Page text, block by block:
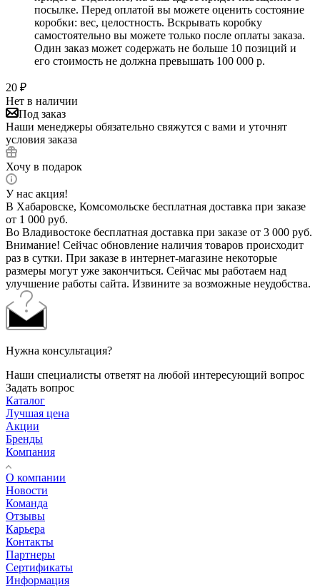
посылке. Перед оплатой вы можете оценить состояние
коробки: вес, целостность. Вскрывать коробку
самостоятельно вы можете только после оплаты заказа.
Один заказ может содержать не больше 10 позиций и
его стоимость не должна превышать 100 000 р.
20 ₽
Нет в наличии
Под заказ
Наши менеджеры обязательно свяжутся с вами и уточнят
условия заказа
Хочу в подарок
У нас акция!
В Хабаровске, Комсомольске бесплатная доставка при заказе
от 1 000 руб.
Во Владивостоке бесплатная доставка при заказе от 3 000 руб.
Внимание! Сейчас обновление наличия товаров происходит
раз в сутки. При заказе в интернет-магазине некоторые
размеры могут уже закончиться. Сейчас мы работаем над
улучшение работы сайта. Извините за возможные неудобства.
Нужна консультация?
Наши специалисты ответят на любой интересующий вопрос
Задать вопрос
Каталог
Лучшая цена
Акции
Бренды
Компания
О компании
Новости
Команда
Отзывы
Карьера
Контакты
Партнеры
Сертификаты
Информация